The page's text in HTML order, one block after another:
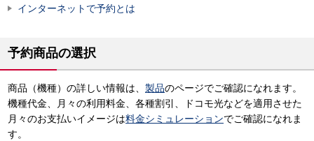
インターネットで予約とは
予約商品の選択
商品（機種）の詳しい情報は、 製品のページでご確認になれます。
機種代金、月々の利用料金、各種割引、ドコモ光などを適用させた
月々のお支払いイメージは料金シミュレーションでご確認になれま
す。